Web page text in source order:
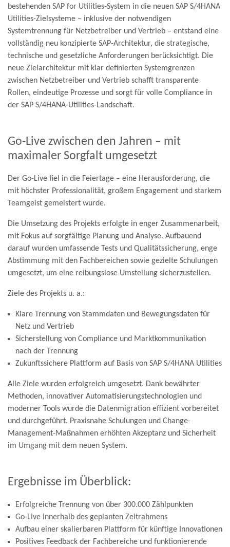
bestehenden SAP for Utilities-System in die neuen SAP S/4HANA
Utilities-Zielsysteme – inklusive der notwendigen
Systemtrennung für Netzbetreiber und Vertrieb – entstand eine
vollständig neu konzipierte SAP-Architektur, die strategische,
technische und gesetzliche Anforderungen berücksichtigt. Die
neue Zielarchitektur mit klar definierten Systemgrenzen
zwischen Netzbetreiber und Vertrieb schafft transparente
Rollen, eindeutige Prozesse und sorgt für volle Compliance in
der SAP S/4HANA-Utilities-Landschaft.
Go-Live zwischen den Jahren – mit
maximaler Sorgfalt umgesetzt
Der Go-Live fiel in die Feiertage – eine Herausforderung, die
mit höchster Professionalität, großem Engagement und starkem
Teamgeist gemeistert wurde.
Die Umsetzung des Projekts erfolgte in enger Zusammenarbeit,
mit Fokus auf sorgfältige Planung und Analyse. Aufbauend
darauf wurden umfassende Tests und Qualitätssicherung, enge
Abstimmung mit den Fachbereichen sowie gezielte Schulungen
umgesetzt, um eine reibungslose Umstellung sicherzustellen.
Ziele des Projekts u. a.:
Klare Trennung von Stammdaten und Bewegungsdaten für
Netz und Vertrieb
Sicherstellung von Compliance und Marktkommunikation
nach der Trennung
Zukunftssichere Plattform auf Basis von SAP S/4HANA Utilities
Alle Ziele wurden erfolgreich umgesetzt. Dank bewährter
Methoden, innovativer Automatisierungstechnologien und
moderner Tools wurde die Datenmigration effizient vorbereitet
und durchgeführt. Praxisnahe Schulungen und Change-
Management-Maßnahmen erhöhten Akzeptanz und Sicherheit
im Umgang mit dem neuen System.
Ergebnisse im Überblick:
Erfolgreiche Trennung von über 300.000 Zählpunkten
Go-Live innerhalb des geplanten Zeitrahmens
Aufbau einer skalierbaren Plattform für künftige Innovationen
Positives Feedback der Fachbereiche und funktionierende